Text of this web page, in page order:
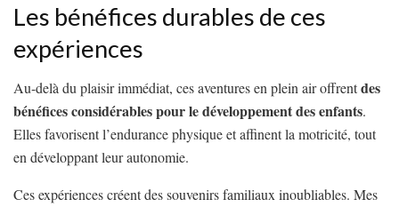
Les bénéfices durables de ces
expériences
Au-delà du plaisir immédiat, ces aventures en plein air offrentdes
bénéfices considérables pour le développement des enfants.
Elles favorisent l’endurance physique et affinent la motricité, tout
en développant leur autonomie.
Ces expériences créent des souvenirs familiaux inoubliables. Mes